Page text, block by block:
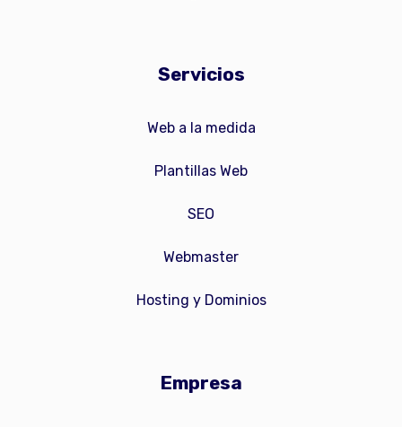
Servicios
Web a la medida
Plantillas Web
SEO
Webmaster
Hosting y Dominios
Empresa